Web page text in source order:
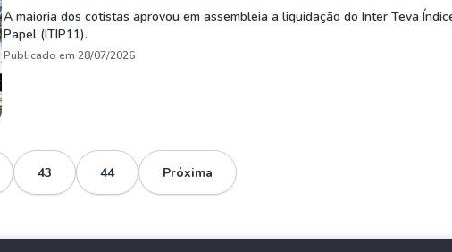
A maioria dos cotistas aprovou em assembleia a liquidação do Inter Teva
Papel (ITIP11).
Publicado em 28/07/2026
43 44 Próxima